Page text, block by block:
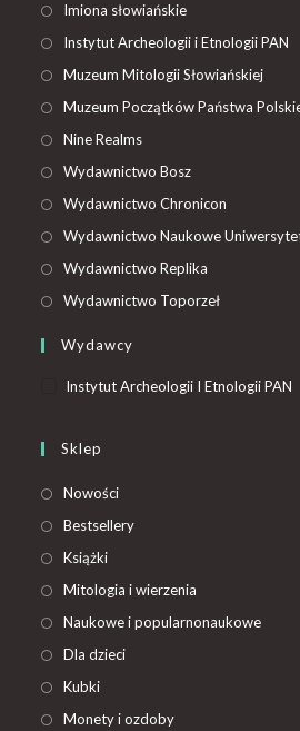
Imiona słowiańskie
Instytut Archeologii i Etnologii PAN
Muzeum Mitologii Słowiańskiej
Muzeum Początków Państwa
Nine Realms
Wydawnictwo Bosz
Wydawnictwo Chronicon
Wydawnictwo Naukowe
Wydawnictwo Replika
Wydawnictwo Toporzeł
Wydawcy
Instytut Archeologii I Etnologii PAN
Sklep
Nowości
Bestsellery
Książki
Mitologia i wierzenia
Naukowe i popularnonaukowe
Dla dzieci
Kubki
Monety i ozdoby